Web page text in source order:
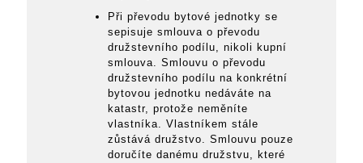
Při převodu bytové jednotky se
sepisuje smlouva o převodu
družstevního podílu, nikoli kupní
smlouva. Smlouvu o převodu
družstevního podílu na konkrétní
bytovou jednotku nedáváte na
katastr, protože neměníte
vlastníka. Vlastníkem stále
zůstává družstvo. Smlouvu pouze
doručíte danému družstvu, které